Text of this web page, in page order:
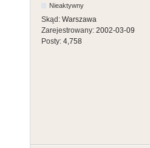
Nieaktywny
Skąd: Warszawa
Zarejestrowany: 2002-03-09
Posty: 4,758